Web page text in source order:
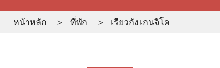
หน้าหลัก ที่พัก เรียวกัง เกนจิโค